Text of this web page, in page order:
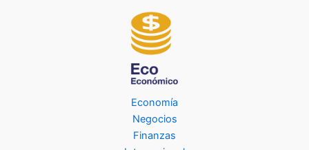
Economía
Negocios
Finanzas